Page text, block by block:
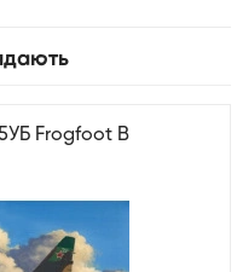
Frogfoot B